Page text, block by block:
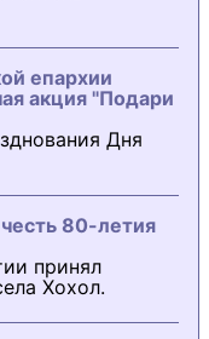
епархии
акция "Подари
Дня
80-летия
принял
Хохол.